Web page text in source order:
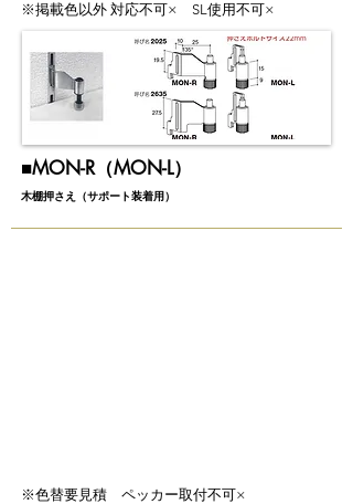
※掲載色以外 対応不可× SL使用不可×
​■MON-R（MON-L）
木棚押さえ（サポート装着用）
※色替要見積 ペッカー取付不可×